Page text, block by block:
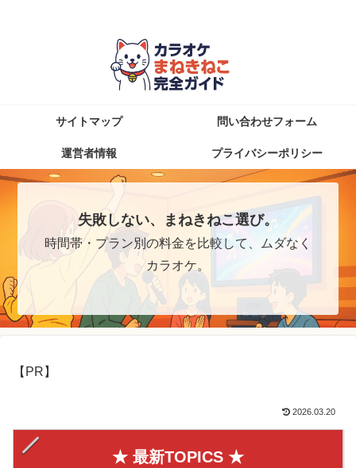
サイトマップ 問い合わせフォーム
運営者情報 プライバシーポリシー
失敗しない、まねきねこ選び。
時間帯・プラン別の料金を比較して、ムダなく
カラオケ。
【PR】
2026.03.20
★ 最新TOPICS ★